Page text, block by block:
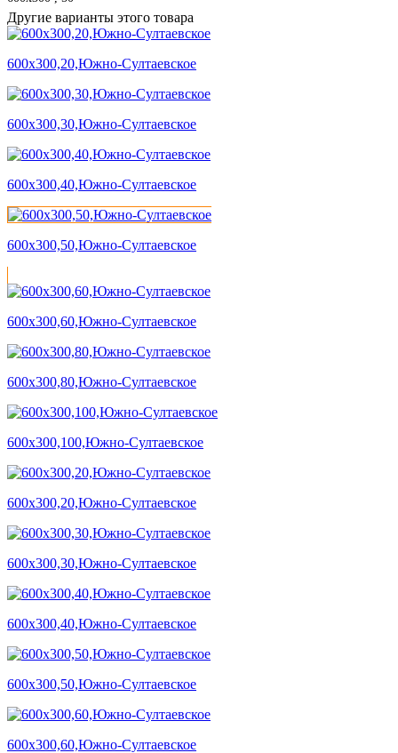
Другие варианты этого товара
600х300,20,Южно-Султаевское
600х300,30,Южно-Султаевское
600х300,40,Южно-Султаевское
600х300,50,Южно-Султаевское
600х300,60,Южно-Султаевское
600х300,80,Южно-Султаевское
600х300,100,Южно-Султаевское
600х300,20,Южно-Султаевское
600х300,30,Южно-Султаевское
600х300,40,Южно-Султаевское
600х300,50,Южно-Султаевское
600х300,60,Южно-Султаевское